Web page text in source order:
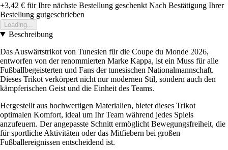
+3,42 € für Ihre nächste Bestellung geschenkt Nach Bestätigung Ihrer
Bestellung gutgeschrieben
Loading...
Beschreibung
Das Auswärtstrikot von Tunesien für die Coupe du Monde 2026,
entworfen von der renommierten Marke Kappa, ist ein Muss für alle
Fußballbegeisterten und Fans der tunesischen Nationalmannschaft.
Dieses Trikot verkörpert nicht nur modernen Stil, sondern auch den
kämpferischen Geist und die Einheit des Teams.
Hergestellt aus hochwertigen Materialien, bietet dieses Trikot
optimalen Komfort, ideal um Ihr Team während jedes Spiels
anzufeuern. Der angepasste Schnitt ermöglicht Bewegungsfreiheit, die
für sportliche Aktivitäten oder das Mitfiebern bei großen
Fußballereignissen entscheidend ist.